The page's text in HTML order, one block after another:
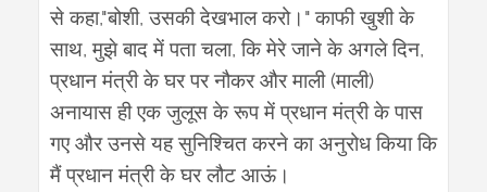
से कहा,"बोशी,उसकी देखभाल करो। " काफी खुशी के
साथ,मुझे बाद में पता चला,कि मेरे जाने के अगले दिन,
प्रधान मंत्री के घर पर नौकर और माली(माली)
अनायास ही एक जुलूस के रूप में प्रधान मंत्री के पास
गए और उनसे यह सुनिश्चित करने का अनुरोध किया कि
मैं प्रधान मंत्री के घर लौट आऊं।